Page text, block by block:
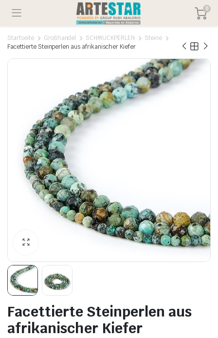
0
Startseite Großhandel SCHMUCKPERLEN
Steine
Facettierte Steinperlen aus afrikanischer Kiefer
Facettierte Steinperlen aus
afrikanischer Kiefer